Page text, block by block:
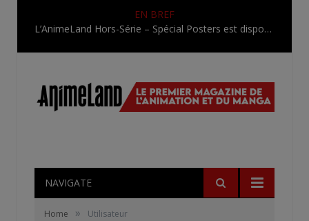
EN BREF
L’AnimeLand Hors-Série – Spécial Posters est disponible !
NAVIGATE
Home » Utilisateur